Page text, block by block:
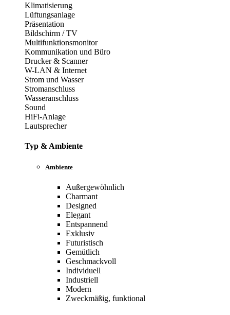
Klimatisierung
Lüftungsanlage
Präsentation
Bildschirm / TV
Multifunktionsmonitor
Kommunikation und Büro
Drucker & Scanner
W-LAN & Internet
Strom und Wasser
Stromanschluss
Wasseranschluss
Sound
HiFi-Anlage
Lautsprecher
Typ & Ambiente
Ambiente
Außergewöhnlich
Charmant
Designed
Elegant
Entspannend
Exklusiv
Futuristisch
Gemütlich
Geschmackvoll
Individuell
Industriell
Modern
Zweckmäßig, funktional